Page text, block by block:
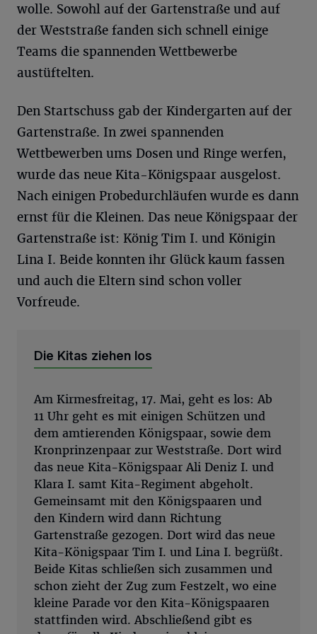
wolle. Sowohl auf der Gartenstraße und auf
der Weststraße fanden sich schnell einige
Teams die spannenden Wettbewerbe
austüftelten.
Den Startschuss gab der Kindergarten auf der
Gartenstraße. In zwei spannenden
Wettbewerben ums Dosen und Ringe werfen,
wurde das neue Kita-Königspaar ausgelost.
Nach einigen Probedurchläufen wurde es dann
ernst für die Kleinen. Das neue Königspaar der
Gartenstraße ist: König Tim I. und Königin
Lina I. Beide konnten ihr Glück kaum fassen
und auch die Eltern sind schon voller
Vorfreude.
Die Kitas ziehen los
Am Kirmesfreitag, 17. Mai, geht es los: Ab
11 Uhr geht es mit einigen Schützen und
dem amtierenden Königspaar, sowie dem
Kronprinzenpaar zur Weststraße. Dort wird
das neue Kita-Königspaar Ali Deniz I. und
Klara I. samt Kita-Regiment abgeholt.
Gemeinsamt mit den Königspaaren und
den Kindern wird dann Richtung
Gartenstraße gezogen. Dort wird das neue
Kita-Königspaar Tim I. und Lina I. begrüßt.
Beide Kitas schließen sich zusammen und
schon zieht der Zug zum Festzelt, wo eine
kleine Parade vor den Kita-Königspaaren
stattfinden wird. Abschließend gibt es